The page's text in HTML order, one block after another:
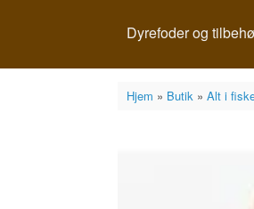
Dyrefoder og
Hjem » Butik» Alt i